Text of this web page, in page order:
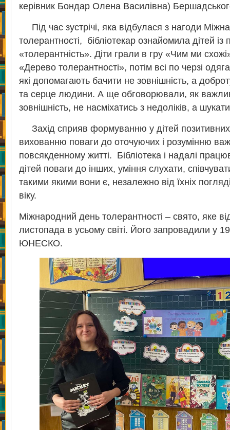
керівник Бондар Олена Василівна)
Під час зустрічі, яка відбулася з нагоди
толерантності, бібліотекар ознайомила дітей із
«толерантність». Діти грали в гру «Чим ми
«Дерево толерантності», потім всі по черзі
які допомагають бачити не зовнішність, а
та серце людини. А ще обговорювали, як
зовнішність, не насміхатись з недоліків, а
Захід сприяв формуванню у дітей позитивних
вихованню поваги до оточуючих і розумінню
повсякденному житті. Бібліотека і надалі
дітей поваги до інших, уміння слухати,
такими якими вони є, незалежно від їхніх
віку.
Міжнародний день толерантності – свято, яке
листопада в усьому світі. Його запровадили у
ЮНЕСКО.